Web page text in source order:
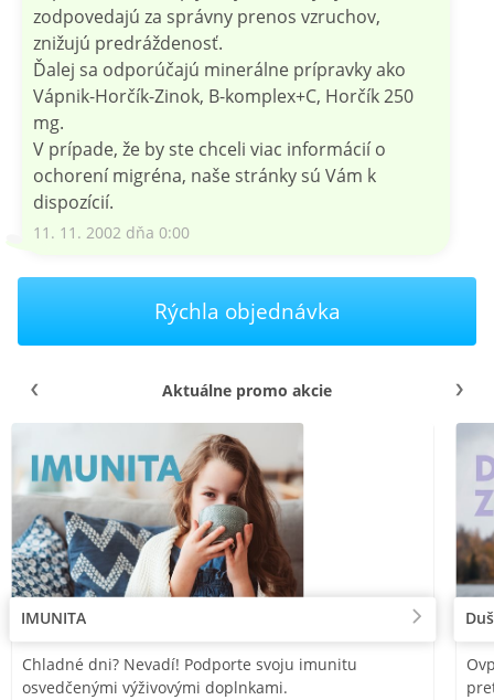
zodpovedajú za správny prenos vzruchov,
znižujú predráždenosť.
Ďalej sa odporúčajú minerálne prípravky ako
Vápnik-Horčík-Zinok, B-komplex+C, Horčík 250
mg.
V prípade, že by ste chceli viac informácií o
ochorení migréna, naše stránky sú Vám k
dispozícií.
11. 11. 2002 dňa 0:00
Rýchla objednávka
Aktuálne promo akcie
IMUNITA
Chladné dni? Nevadí! Podporte svoju imunitu
osvedčenými výživovými doplnkami.